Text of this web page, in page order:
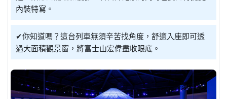
內裝特寫。
✔你知道嗎？這台列車無須辛苦找角度，舒適入座即可透
過大面積觀景窗，將富士山宏偉盡收眼底。